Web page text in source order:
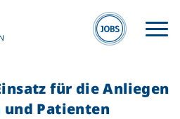
für die Anliegen
Patienten